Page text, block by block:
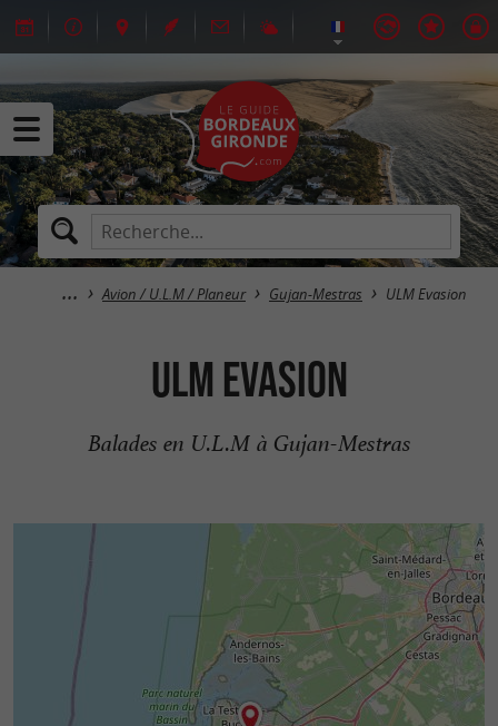
Avion / U.L.M / Planeur Gujan-Mestras ULM Evasion
ULM Evasion
Balades en U.L.M à Gujan-Mestras